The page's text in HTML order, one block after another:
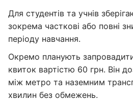
Для студентів та учнів
зокрема часткові або повні
періоду навчання.
Окремо планують
квиток вартістю 60 грн. Він
між метро та наземним
хвилин без обмежень.